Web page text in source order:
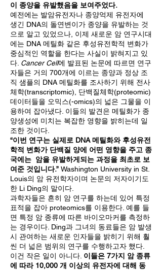
이 종양을 유발했음을 보여주었다.
예전에는 발암유전자나 종양억제 유전자에
생긴 DNA의 돌연변이가 종양을 유발하는 것
으로 알고 있었으나, 이제 새로운 암 연구시대
에는 DNA 메틸화 같은 후성유전학적 변화가
중심적인 역할을 한다는 사실이 밝혀지고 있
다. Cancer Cell에 발표된 논문에 따르면 연구
자들은 거의 700개에 이르는 종양과 정상 조
직 샘플의 DNA 메틸화를 조사하기 위해 전사
체학(transcriptomic), 단백질체학(proteomic)
데이터들을 오믹스(-omics)의 넓은 그물을 이
용하여 잡아냈다. 이들의 발견은 메틸화가 종
양생성에 미치는 복잡한 영향을 밝히는데 일
조한 것이다.
“이번 연구는 실제로 DNA 메틸화와 후성유전
학적 변화가 단백질 양에 어떤 영향을 주고 종
국에는 암을 유발하게되는 과정을 최초로 보
여준 것입니다.” Washington University in St.
Louis의 암 유전학자이며 논문의 저자이기도
한 Li Ding의 말이다.
과학자들은 흔히 암 연구를 하는데 있어 특정
표적을 잡아 proteomics를 이용한다. 예를 들
면 특정 암 종류에 따른 바이오마커를 측정하
는 경우이다. Ding과 그녀의 동료들은 암 발생
시 관여하는 새로운 인자들을 밝히기 위해 훨
씬 더 넓은 범위의 연구를 수행하고자 했다.
이건 작은 일이 아니다. 이들은 7가지 암 종류
에 따라 10,000 개 이상의 유전자에 대해 동